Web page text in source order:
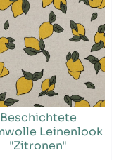
Beschichtete
Leinenlook
"Zitronen"